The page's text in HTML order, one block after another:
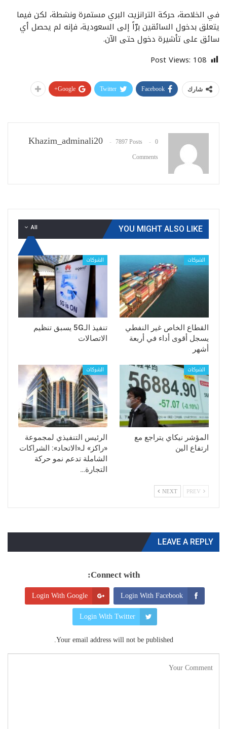
في الخلاصة، حركة الترانزيت البري مستمرة ونشطة، لكن فيما
يتعلق بدخول السائقين برّاً إلى السعودية، فإنه لم يحصل أي
سائق على تأشيرة دخول حتى الآن.
Post Views: 108
شارك Facebook
Twitter
Google+
Khazim_adminali20 7897 Posts 0
Comments
All YOU MIGHT ALSO LIKE
الشركات
القطاع الخاص غير النفطي
يسجل أقوى أداء في أربعة
أشهر
الشركات
تنفيذ الـ5G يسبق تنظيم
الاتصالات
الشركات
المؤشر نيكاي يتراجع مع
ارتفاع الين
الشركات
الرئيس التنفيذي لمجموعة
«راكز» لـ«الاتحاد»: الشراكات
الشاملة تدعم نمو حركة
التجارة…
NEXT
LEAVE A REPLY
Connect with:
Login With Facebook
Login With Google
Login With Twitter
Your email address will not be published.